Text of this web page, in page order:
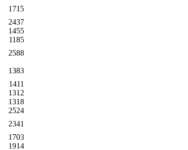
1715
2437
1455
1185
2588
1383
1411
1312
1318
2524
2341
1703
1914